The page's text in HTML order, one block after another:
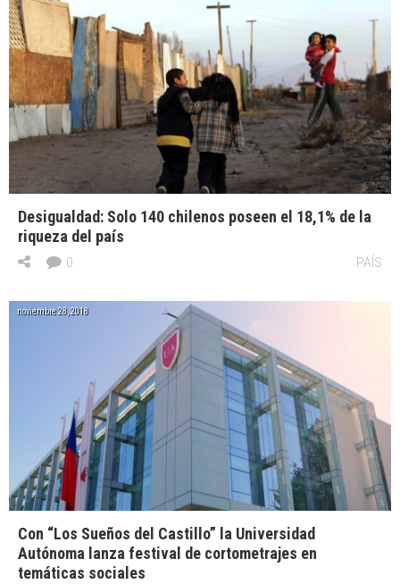
Desigualdad: Solo 140 chilenos poseen el 18,1% de la
riqueza del país
PAÍS
0
noviembre 28, 2018
Con “Los Sueños del Castillo” la Universidad
Autónoma lanza festival de cortometrajes en
temáticas sociales